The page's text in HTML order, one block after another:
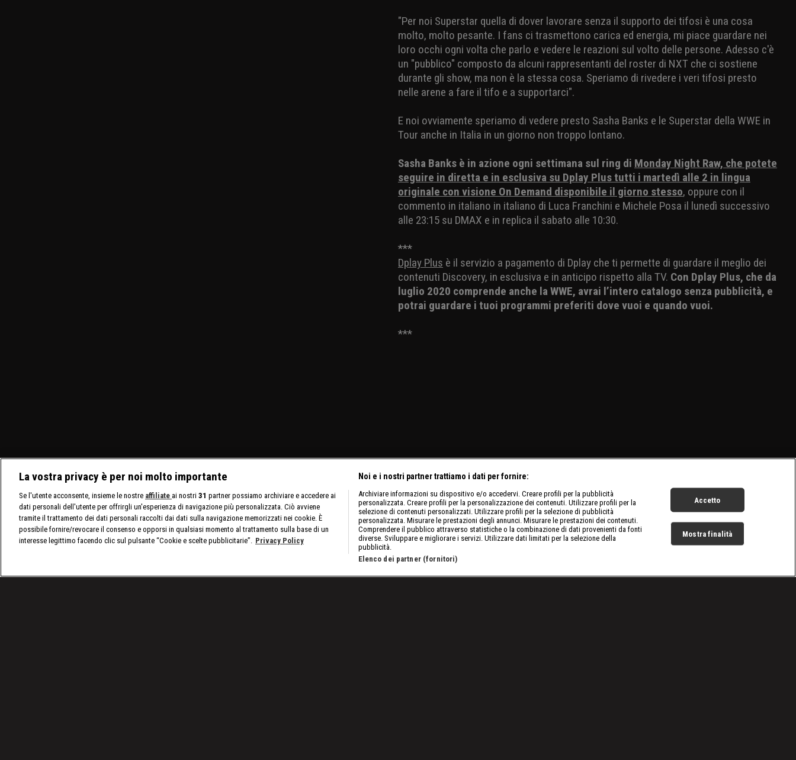
"Per noi Superstar quella di dover lavorare senza il supporto dei tifosi è una cosa
molto, molto pesante. I fans ci trasmettono carica ed energia, mi piace guardare nei
loro occhi ogni volta che parlo e vedere le reazioni sul volto delle persone. Adesso c'è
un "pubblico" composto da alcuni rappresentanti del roster di NXT che ci sostiene
durante gli show, ma non è la stessa cosa. Speriamo di rivedere i veri tifosi presto
nelle arene a fare il tifo e a supportarci".
E noi ovviamente speriamo di vedere presto Sasha Banks e le Superstar della WWE in
Tour anche in Italia in un giorno non troppo lontano.
Sasha Banks è in azione ogni settimana sul ring di Monday Night Raw, che potete
seguire in diretta e in esclusiva su Dplay Plus tutti i martedì alle 2 in lingua
originale con visione On Demand disponibile il giorno stesso, oppure con il
commento in italiano in italiano di Luca Franchini e Michele Posa il lunedì successivo
alle 23:15 su DMAX e in replica il sabato alle 10:30.
***
Dplay Plus è il servizio a pagamento di Dplay che ti permette di guardare il meglio dei
contenuti Discovery, in esclusiva e in anticipo rispetto alla TV. Con Dplay Plus, che da
luglio 2020 comprende anche la WWE, avrai l’intero catalogo senza pubblicità, e
potrai guardare i tuoi programmi preferiti dove vuoi e quando vuoi.
***
La vostra privacy è per noi molto importante
Se l'utente acconsente, insieme le nostre affiliate ai nostri 31 partner possiamo archiviare e accedere ai
dati personali dell'utente per offrirgli un'esperienza di navigazione più personalizzata. Ciò avviene
tramite il trattamento dei dati personali raccolti dai dati sulla navigazione memorizzati nei cookie. È
possibile fornire/revocare il consenso e opporsi in qualsiasi momento al trattamento sulla base di un
interesse legittimo facendo clic sul pulsante “Cookie e scelte pubblicitarie”. Privacy Policy
Noi e i nostri partner trattiamo i dati per fornire:
Archiviare informazioni su dispositivo e/o accedervi. Creare profili per la pubblicità
personalizzata. Creare profili per la personalizzazione dei contenuti. Utilizzare profili per la
selezione di contenuti personalizzati. Utilizzare profili per la selezione di pubblicità
personalizzata. Misurare le prestazioni degli annunci. Misurare le prestazioni dei contenuti.
Comprendere il pubblico attraverso statistiche o la combinazione di dati provenienti da fonti
diverse. Sviluppare e migliorare i servizi. Utilizzare dati limitati per la selezione della
pubblicità.
Elenco dei partner (fornitori)
Accetto
Mostra finalità